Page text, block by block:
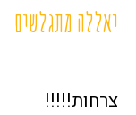
יאללה מתגלשים
צרחות!!!!!